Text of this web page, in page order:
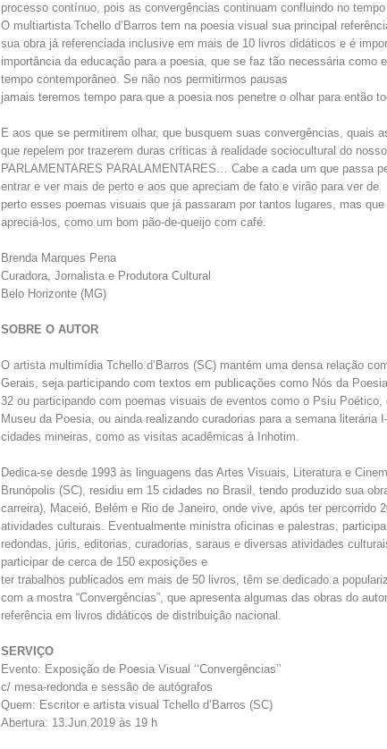
processo contínuo, pois as convergências continuam confluindo no
O multiartista Tchello d’Barros tem na poesia visual sua principal
sua obra já referenciada inclusive em mais de 10 livros didáticos e é
importância da educação para a poesia, que se faz tão necessária como
tempo contemporâneo. Se não nos permitirmos pausas
jamais teremos tempo para que a poesia nos penetre o olhar para então
E aos que se permitirem olhar, que busquem suas convergências, quais
que repelem por trazerem duras críticas à realidade sociocultural do
PARLAMENTARES PARALAMENTARES… Cabe a cada um que passa
entrar e ver mais de perto e aos que apreciam de fato e virão para ver de
perto esses poemas visuais que já passaram por tantos lugares, mas
apreciá-los, como um bom pão-de-queijo com café.
Brenda Marques Pena
Curadora, Jornalista e Produtora Cultural
Belo Horizonte (MG)
SOBRE O AUTOR
O artista multimídia Tchello d’Barros (SC) mantém uma densa relação
Gerais, seja participando com textos em publicações como Nós da
32 ou participando com poemas visuais de eventos como o Psiu
Museu da Poesia, ou ainda realizando curadorias para a semana literária
cidades mineiras, como as visitas acadêmicas à Inhotim.
Dedica-se desde 1993 às linguagens das Artes Visuais, Literatura e
Brunópolis (SC), residiu em 15 cidades no Brasil, tendo produzido sua
carreira), Maceió, Belém e Rio de Janeiro, onde vive, após ter percorrido
atividades culturais. Eventualmente ministra oficinas e palestras,
redondas, júris, editorias, curadorias, saraus e diversas atividades
participar de cerca de 150 exposições e
ter trabalhos publicados em mais de 50 livros, têm se dedicado a
com a mostra “Convergências”, que apresenta algumas das obras do
referência em livros didáticos de distribuição nacional.
SERVIÇO
Evento: Exposição de Poesia Visual ‘‘Convergências’’
c/ mesa-redonda e sessão de autógrafos
Quem: Escritor e artista visual Tchello d’Barros (SC)
Abertura: 13.Jun.2019 às 19 h